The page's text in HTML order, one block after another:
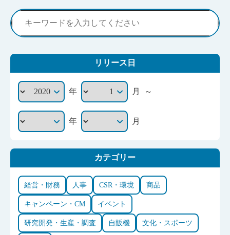
リリース日
年 月 ～
年 月
カテゴリー
経営・財務 人事 CSR・環境 商品
キャンペーン・CM イベント
研究開発・生産・調査 自販機 文化・スポーツ